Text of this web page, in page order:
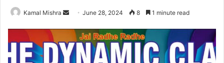
Kamal Mishra
Send
email
June 28, 2024 8 1 minute read